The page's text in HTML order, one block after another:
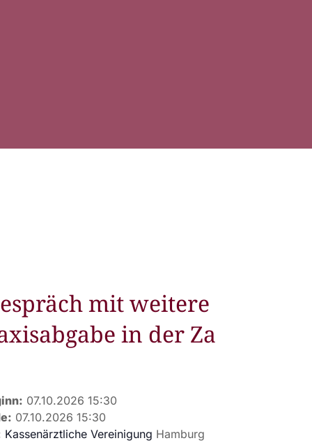
mit weitere
in der Za
07.10.2026 15:30
07.10.2026 15:30
Kassenärztliche Vereinigung Hamburg